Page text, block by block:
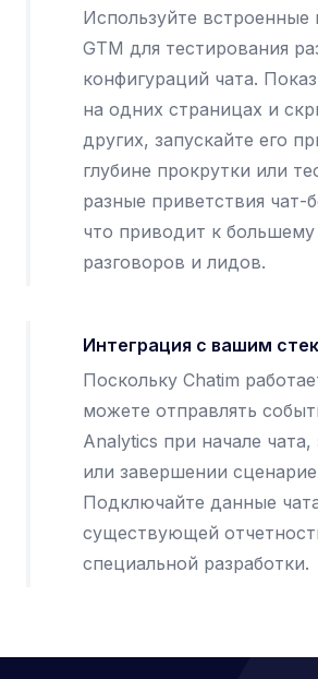
Используйте
GTM для тестирования
конфигураций чата.
на одних страницах и
других, запускайте его
глубине прокрутки или
разные приветствия чат-
что приводит к большему
разговоров и лидов.
Интеграция с вашим
Поскольку Chatim
можете отправлять
Analytics при начале чата,
или завершении
Подключайте данные
существующей
специальной разработки.